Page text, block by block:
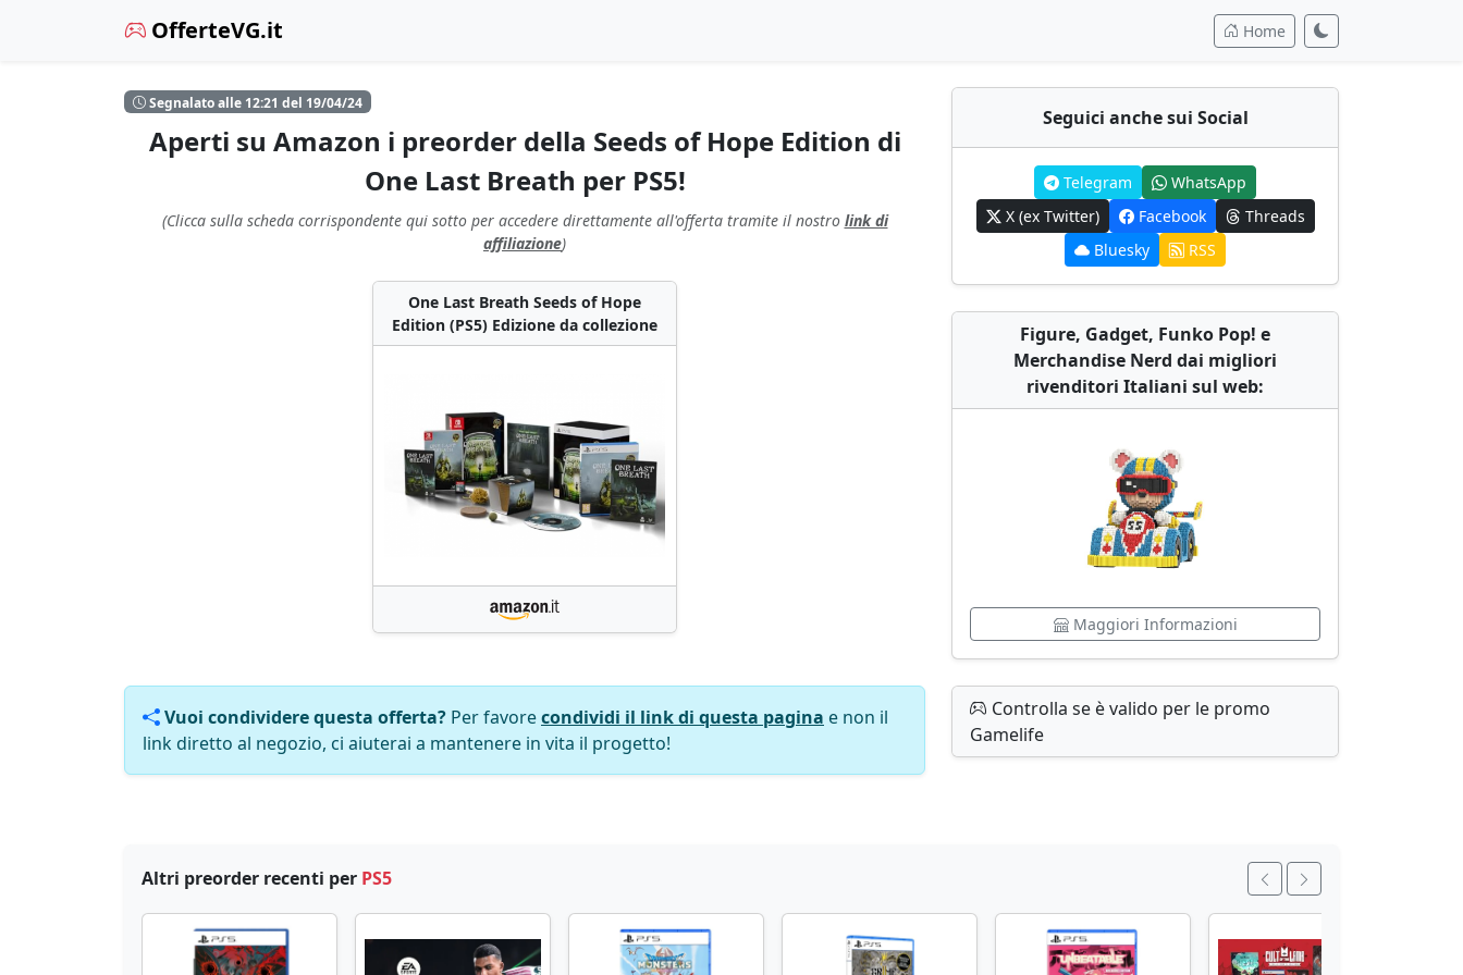
OfferteVG.it Home
Segnalato alle 12:21 del 19/04/24
Aperti su Amazon i preorder della Seeds of Hope Edition di
One Last Breath per PS5!
(Clicca sulla scheda corrispondente qui sotto per accedere direttamente all'offerta tramite il nostro link di
affiliazione)
One Last Breath Seeds of Hope
Edition (PS5) Edizione da collezione
Vuoi condividere questa offerta? Per favorecondividi il link di questa pagina e non il
link diretto al negozio, ci aiuterai a mantenere in vita il progetto!
Seguici anche sui Social
Telegram
WhatsApp
X (ex Twitter)
Facebook
Threads
Bluesky
RSS
Figure, Gadget, Funko Pop! e
Merchandise Nerd dai migliori
rivenditori Italiani sul web:
Maggiori Informazioni
Controlla se è valido per le promo
Gamelife
Altri preorder recenti per PS5